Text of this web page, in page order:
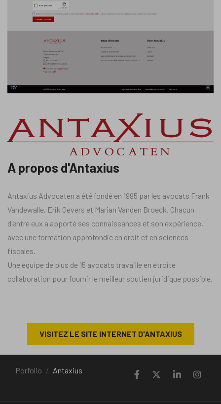
A propos d'Antaxius
Antaxius Advocaten a été fondé en 1995 par les avocats Frank
Vandewalle, Erik Gevers et Marian Vanden Broeck. Chacun
d'entre eux a apporté ses connaissances et son expérience,
avec une formation approfondie en droit et en sciences
fiscales.
Une équipe de plus de 15 avocats travaille en étroite
collaboration pour fournir le meilleur soutien juridique possible.
VISITEZ LE SITE INTERNET D'ANTAXIUS
Porfolio Antaxius